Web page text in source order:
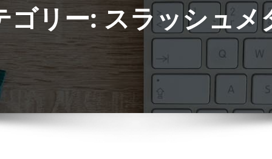
ゴリー: スラッシュメ